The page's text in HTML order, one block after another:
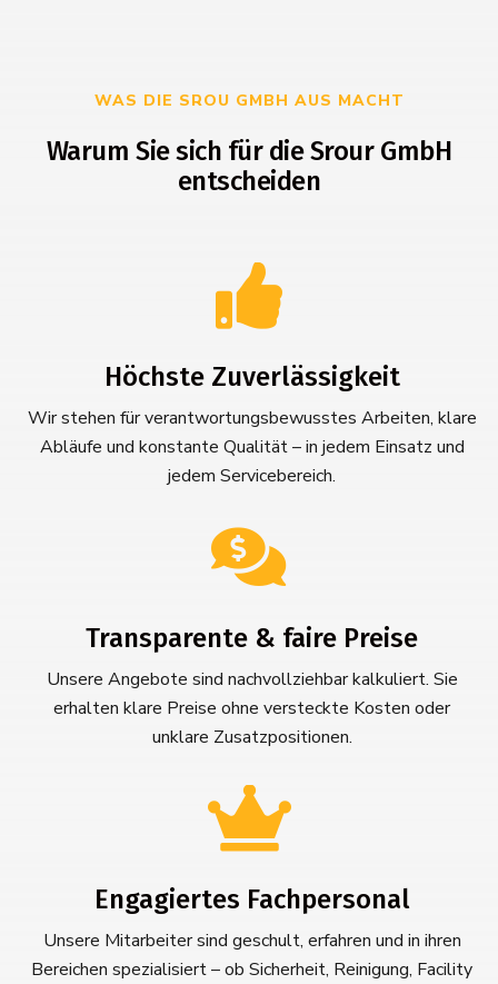
WAS DIE SROU GMBH AUS MACHT
Warum Sie sich für die Srour GmbH
entscheiden

Höchste Zuverlässigkeit
Wir stehen für verantwortungsbewusstes Arbeiten, klare
Abläufe und konstante Qualität – in jedem Einsatz und
jedem Servicebereich.

Transparente & faire Preise
Unsere Angebote sind nachvollziehbar kalkuliert. Sie
erhalten klare Preise ohne versteckte Kosten oder
unklare Zusatzpositionen.

Engagiertes Fachpersonal
Unsere Mitarbeiter sind geschult, erfahren und in ihren
Bereichen spezialisiert – ob Sicherheit, Reinigung, Facility